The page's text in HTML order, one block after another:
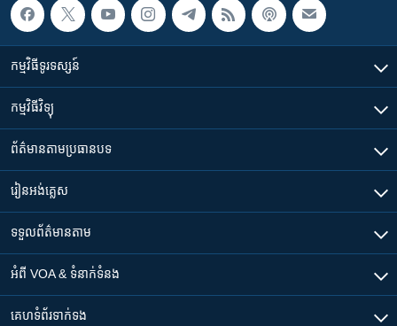
កម្មវិធី​ទូរទស្សន៍
កម្មវិធី​វិទ្យុ
ព័ត៌មាន​តាមប្រធានបទ​
រៀន​​អង់គ្លេស
ទទួល​ព័ត៌មាន​តាម
អំពី​ VOA & ទំនាក់ទំនង
គេហទំព័រ​​ទាក់ទង